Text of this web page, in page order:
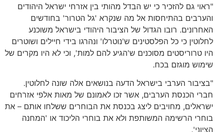
"ראוי גם להזכיר כי יש הבדל מהותי בין אזרחי ישראל היהודים
והערבים בהתיחסות אל מה שנקרא 'גל הטרור' בחודשים
האחרונים. רובו הגדול של הציבור היהודי בישראל משוכנע
לחלוטין כי כל הפלסטינים ש'נוטרלו' ונהרגו בידי חיילים ושוטרים
היו טרוריסטים מסוכנים ש'הגיע להם למות', וכי לא היו מקרים של
שימוש מוגזם בכח.
"בציבור הערבי בישראל הדעה בנושאים אלה שונה לחלוטין.
חברי הכנסת הערבים, אשר זכו לאמונם של מאות אלפי אזרחים
ישראלים, מחויבים ליצג בכנסת את הבוחרים ששלחו אותם – את
בוחרי הרשימה המשותפת ולא את בוחרי הליכוד או 'המחנה
הציוני'.